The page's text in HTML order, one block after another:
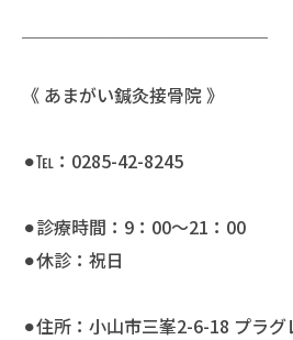
《 あまがい鍼灸接骨院 》
⚫︎℡：0285-42-8245
⚫︎診療時間：9：00〜21：00
⚫︎休診：祝日
⚫︎住所：小山市三峯2-6-18 プラ